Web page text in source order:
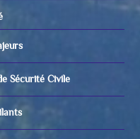
Sécurité Civile